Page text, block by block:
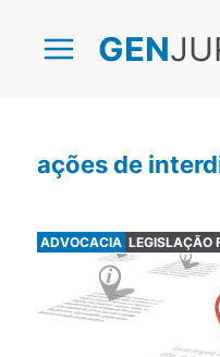
GEN
ações de
ADVOCACIA LEGISLAÇÃO